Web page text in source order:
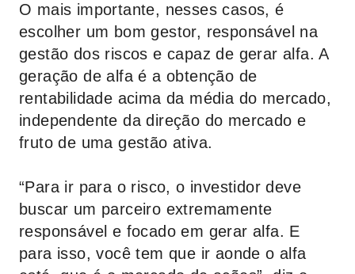
O mais importante, nesses casos, é
escolher um bom gestor, responsável na
gestão dos riscos e capaz de gerar alfa. A
geração de alfa é a obtenção de
rentabilidade acima da média do mercado,
independente da direção do mercado e
fruto de uma gestão ativa.
“Para ir para o risco, o investidor deve
buscar um parceiro extremamente
responsável e focado em gerar alfa. E
para isso, você tem que ir aonde o alfa